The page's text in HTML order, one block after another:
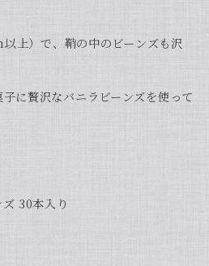
上）で、鞘の中のビーンズも沢
に贅沢なバニラビーンズを使って
30本入り